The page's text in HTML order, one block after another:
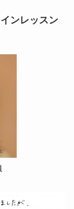
ンレッスン